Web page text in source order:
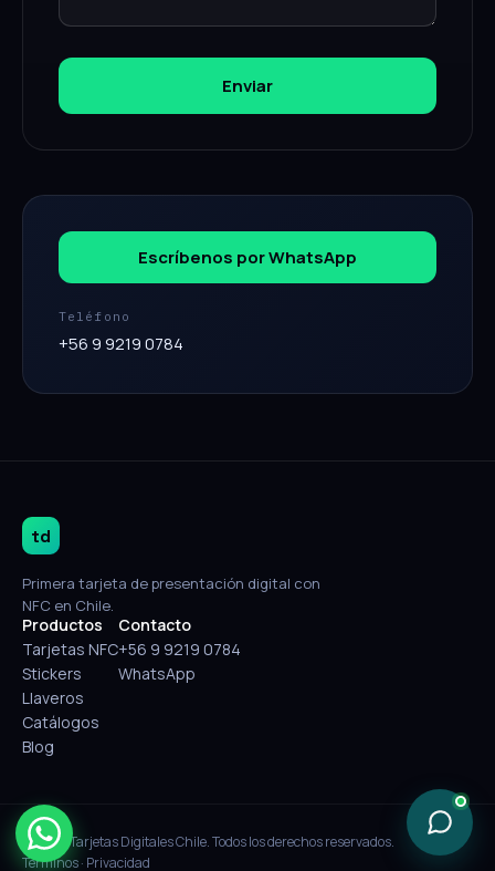
Enviar
Escríbenos por WhatsApp
Teléfono
+56 9 9219 0784
td
Primera tarjeta de presentación digital con
NFC en Chile.
Productos
Tarjetas NFC
Stickers
Llaveros
Catálogos
Blog
Contacto
+56 9 9219 0784
WhatsApp
© 2026 Tarjetas Digitales Chile. Todos los derechos reservados.
Términos· Privacidad